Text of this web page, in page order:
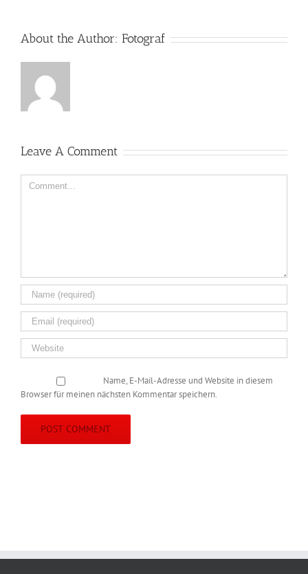
About the Author: Fotograf
Leave A Comment
Comment
Name, E-Mail-Adresse und Website in diesem
Browser für meinen nächsten Kommentar speichern.